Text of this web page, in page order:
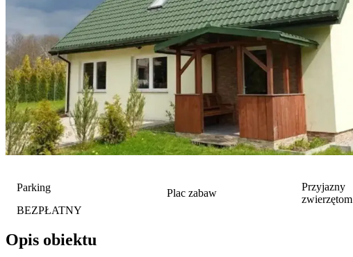
Parking
BEZPŁATNY
Plac zabaw
Przyjazny
zwierzętom
Opis obiektu